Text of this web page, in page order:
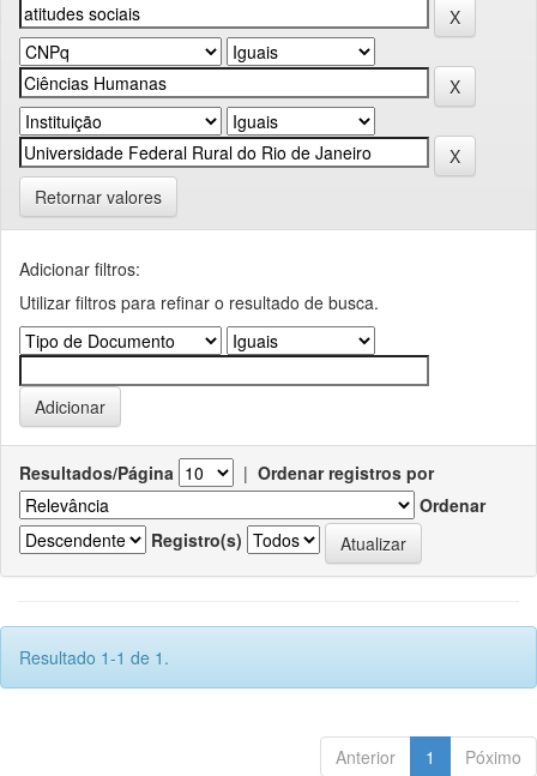
Retornar valores
Adicionar filtros:
Utilizar filtros para refinar o resultado de busca.
Resultados/Página | Ordenar registros por
Ordenar
Registro(s)
Resultado 1-1 de 1.
Anterior 1 Póximo